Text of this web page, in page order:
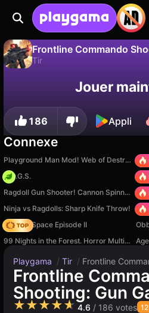
Frontline Commando
Tir
progression !
Jouer
186 Appli
Connexe
Playground Man Mod! Web of Destruction!
H.O.G.S.
TB
Ragdoll Gun Shooter! Cannon Spinner Playground
+1
Ninja vs Ragdolls: Sharp Knife Throw!
Zombie Space Episode II
99 Nights in the Forest. Horror Multiplayer
Playgama / Tir / Frontline
Frontline
Shooting: Gun
★★★★★ 4.6 / 186 votes 12